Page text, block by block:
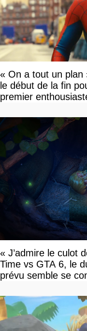
« On a tout un
le début de la fin
premier
« J’admire le culot
Time vs GTA 6, le
prévu semble se